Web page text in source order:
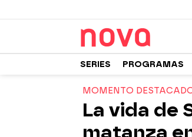
SERIES PROGRAMAS
MOMENTO
La vida de
matanza